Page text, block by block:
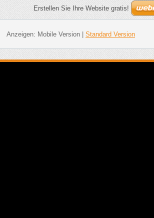
Erstellen Sie Ihre Website gratis!
Anzeigen: Mobile Version| Standard Version